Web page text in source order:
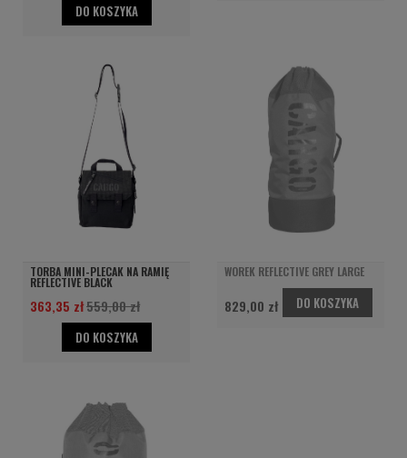
DO KOSZYKA
TORBA MINI-PLECAK NA RAMIĘ
REFLECTIVE BLACK
363,35 zł559,00 zł
DO KOSZYKA
WOREK REFLECTIVE GREY LARGE
829,00 zł DO KOSZYKA